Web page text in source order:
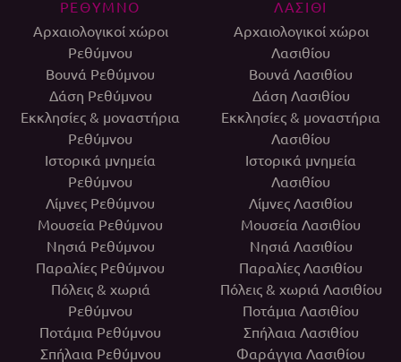
ΡΕΘΥΜΝΟ
Αρχαιολογικοί χώροι
Ρεθύμνου
Βουνά Ρεθύμνου
Δάση Ρεθύμνου
Εκκλησίες & μοναστήρια
Ρεθύμνου
Ιστορικά μνημεία
Ρεθύμνου
Λίμνες Ρεθύμνου
Μουσεία Ρεθύμνου
Νησιά Ρεθύμνου
Παραλίες Ρεθύμνου
Πόλεις & χωριά
Ρεθύμνου
Ποτάμια Ρεθύμνου
Σπήλαια Ρεθύμνου
ΛΑΣΙΘΙ
Αρχαιολογικοί χώροι
Λασιθίου
Βουνά Λασιθίου
Δάση Λασιθίου
Εκκλησίες & μοναστήρια
Λασιθίου
Ιστορικά μνημεία
Λασιθίου
Λίμνες Λασιθίου
Μουσεία Λασιθίου
Νησιά Λασιθίου
Παραλίες Λασιθίου
Πόλεις & χωριά Λασιθίου
Ποτάμια Λασιθίου
Σπήλαια Λασιθίου
Φαράγγια Λασιθίου